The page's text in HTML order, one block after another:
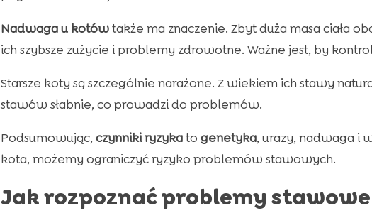
Nadwaga u kotówtakże ma znaczenie. Zbyt duża masa ciała
ich szybsze zużycie i problemy zdrowotne. Ważne jest, by
Starsze koty są szczególnie narażone. Z wiekiem ich stawy
stawów słabnie, co prowadzi do problemów.
Podsumowując, czynniki ryzykato genetyka, urazy, nadwaga i
kota, możemy ograniczyć ryzyko problemów stawowych.
Jak rozpoznać problemy